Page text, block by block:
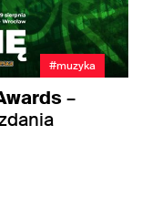
#muzyka
–